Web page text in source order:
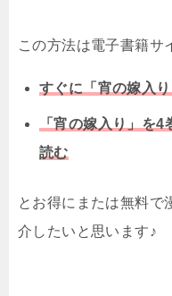
この方法は電子書籍サ
すぐに「宵の嫁入
「宵の嫁入り」を
読む
とお得にまたは無料で
介したいと思います♪